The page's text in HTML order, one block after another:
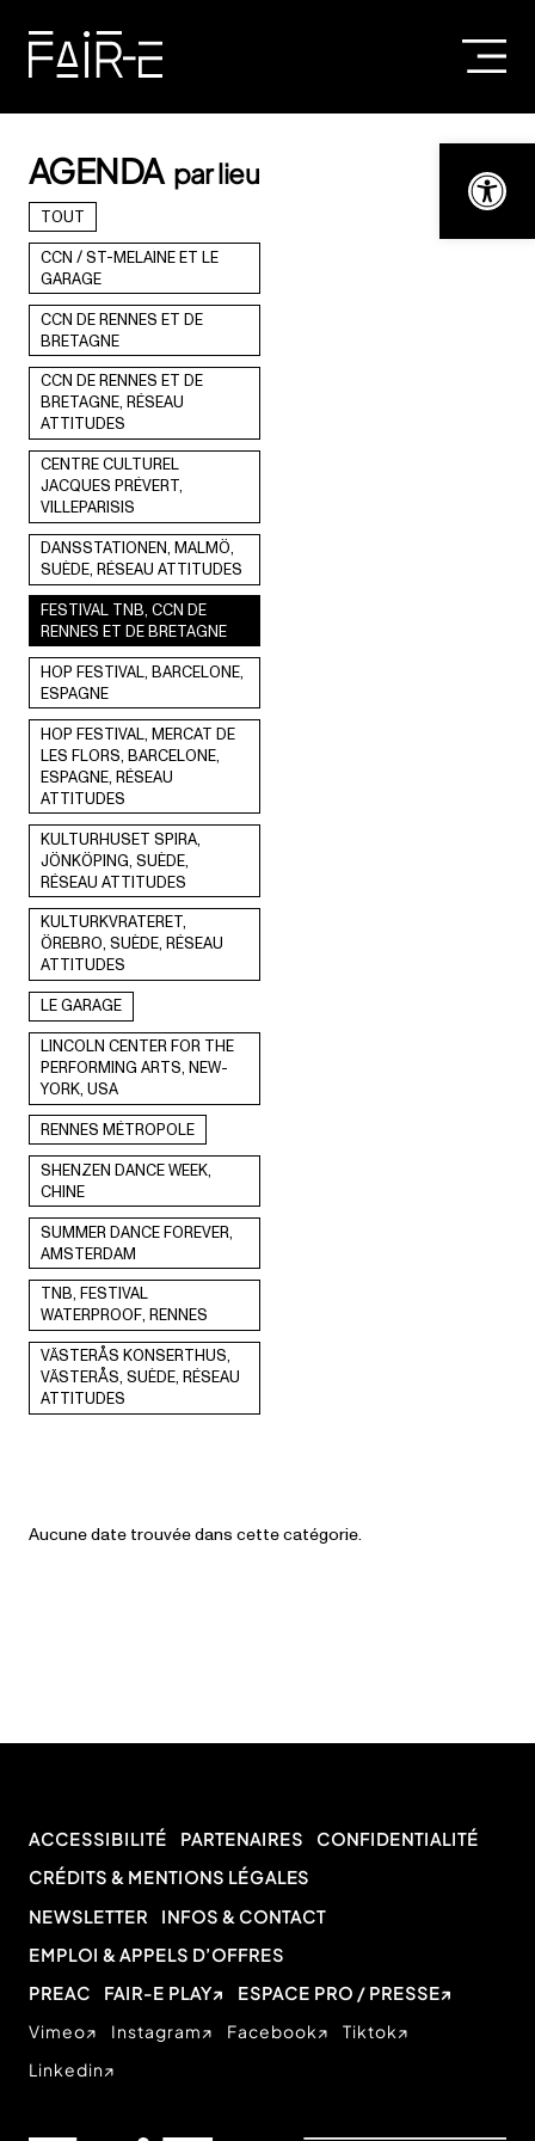
Ouvrir la
content
AGENDA par lieu
TOUT
CCN / ST-MELAINE ET LE
GARAGE
CCN DE RENNES ET DE
BRETAGNE
CCN DE RENNES ET DE
BRETAGNE, RÉSEAU
ATTITUDES
CENTRE CULTUREL
JACQUES PRÉVERT,
VILLEPARISIS
DANSSTATIONEN, MALMÖ,
SUÈDE, RÉSEAU ATTITUDES
FESTIVAL TNB, CCN DE
RENNES ET DE BRETAGNE
HOP FESTIVAL, BARCELONE,
ESPAGNE
HOP FESTIVAL, MERCAT DE
LES FLORS, BARCELONE,
ESPAGNE, RÉSEAU
ATTITUDES
KULTURHUSET SPIRA,
JÖNKÖPING, SUÈDE,
RÉSEAU ATTITUDES
KULTURKVRATERET,
ÖREBRO, SUÈDE, RÉSEAU
ATTITUDES
LE GARAGE
LINCOLN CENTER FOR THE
PERFORMING ARTS, NEW-
YORK, USA
RENNES MÉTROPOLE
SHENZEN DANCE WEEK,
CHINE
SUMMER DANCE FOREVER,
AMSTERDAM
TNB, FESTIVAL
WATERPROOF, RENNES
VÄSTERÅS KONSERTHUS,
VÄSTERÅS, SUÈDE, RÉSEAU
ATTITUDES
Aucune date trouvée dans cette catégorie.
ACCESSIBILITÉ PARTENAIRES
CONFIDENTIALITÉ
CRÉDITS & MENTIONS LÉGALES
NEWSLETTER
INFOS & CONTACT
EMPLOI & APPELS D’OFFRES
PREAC
FAIR-E PLAY
ESPACE PRO / PRESSE
Vimeo
Instagram Facebook
Tiktok
Linkedin